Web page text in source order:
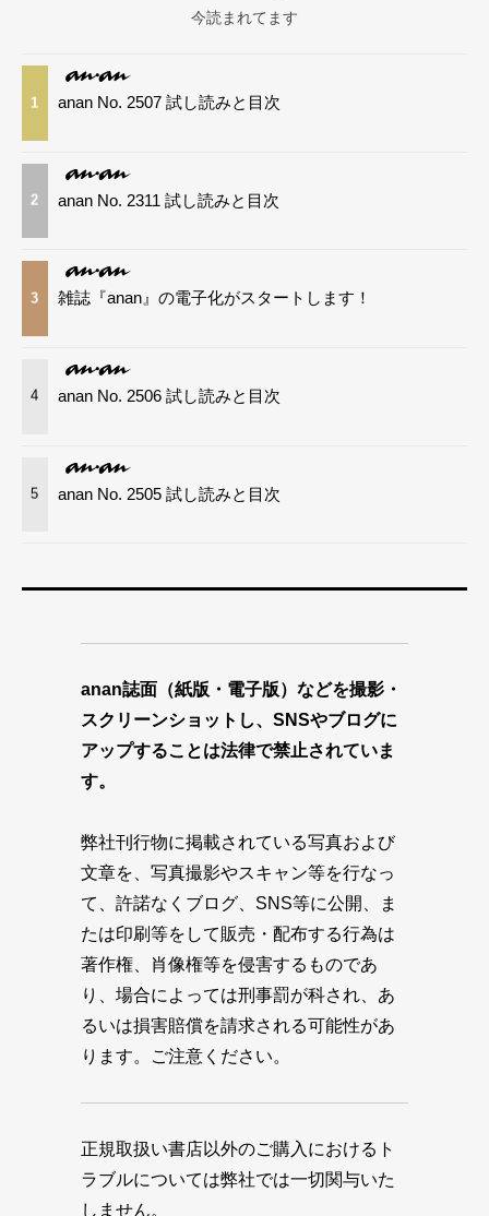
今読まれてます
1 anan No. 2507 試し読みと目次
2 anan No. 2311 試し読みと目次
3 雑誌『anan』の電子化がスタートします！
4 anan No. 2506 試し読みと目次
5 anan No. 2505 試し読みと目次
anan誌面（紙版・電子版）などを撮影・
スクリーンショットし、SNSやブログに
アップすることは法律で禁止されていま
す。
弊社刊行物に掲載されている写真および
文章を、写真撮影やスキャン等を行なっ
て、許諾なくブログ、SNS等に公開、ま
たは印刷等をして販売・配布する行為は
著作権、肖像権等を侵害するものであ
り、場合によっては刑事罰が科され、あ
るいは損害賠償を請求される可能性があ
ります。ご注意ください。
正規取扱い書店以外のご購入におけるト
ラブルについては弊社では一切関与いた
しません。